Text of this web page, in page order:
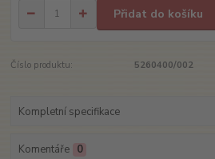
Přidat do košíku
Číslo produktu: 5260400/002
Kompletní specifikace
Komentáře 0